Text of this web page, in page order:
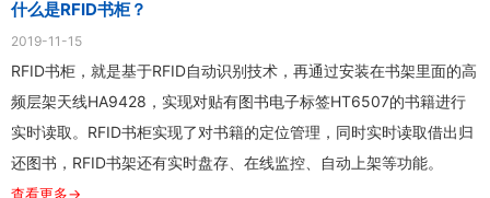
什么是RFID书柜？
2019-11-15
RFID书柜，就是基于RFID自动识别技术，再通过安装在书架里面的高
频层架天线HA9428，实现对贴有图书电子标签HT6507的书籍进行
实时读取。RFID书柜实现了对书籍的定位管理，同时实时读取借出归
还图书，RFID书架还有实时盘存、在线监控、自动上架等功能。
查看更多→